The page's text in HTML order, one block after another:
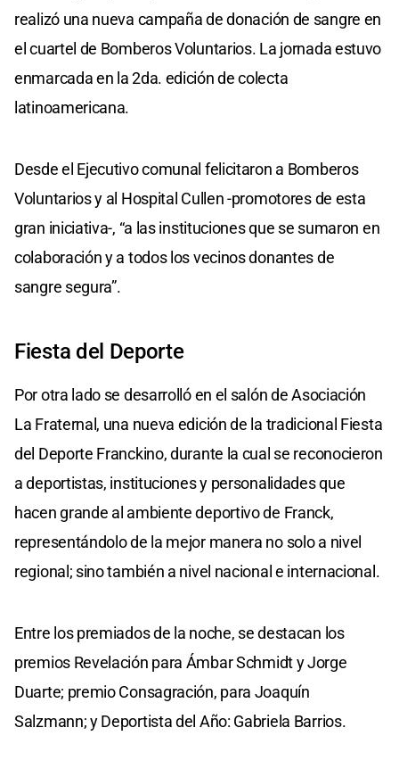
realizó una nueva campaña de donación de sangre en
el cuartel de Bomberos Voluntarios. La jornada estuvo
enmarcada en la 2da. edición de colecta
latinoamericana.
Desde el Ejecutivo comunal felicitaron a Bomberos
Voluntarios y al Hospital Cullen -promotores de esta
gran iniciativa-, “a las instituciones que se sumaron en
colaboración y a todos los vecinos donantes de
sangre segura”.
Fiesta del Deporte
Por otra lado se desarrolló en el salón de Asociación
La Fraternal, una nueva edición de la tradicional Fiesta
del Deporte Franckino, durante la cual se reconocieron
a deportistas, instituciones y personalidades que
hacen grande al ambiente deportivo de Franck,
representándolo de la mejor manera no solo a nivel
regional; sino también a nivel nacional e internacional.
Entre los premiados de la noche, se destacan los
premios Revelación para Ámbar Schmidt y Jorge
Duarte; premio Consagración, para Joaquín
Salzmann; y Deportista del Año: Gabriela Barrios.